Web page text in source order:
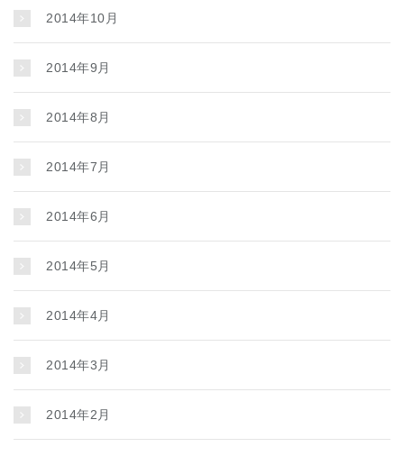
2014年10月
2014年9月
2014年8月
2014年7月
2014年6月
2014年5月
2014年4月
2014年3月
2014年2月